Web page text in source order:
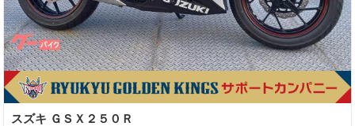
スズキ ＧＳＸ２５０Ｒ